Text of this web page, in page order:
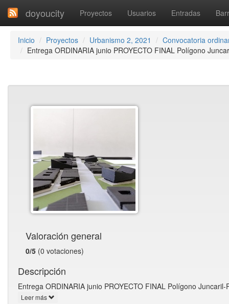
doyoucity Proyectos Usuarios Entradas
Inicio Proyectos Urbanismo 2, 2021
Convocatoria
Entrega ORDINARIA junio PROYECTO FINAL Polígono
Valoración general
0/5 (0 votaciones)
Descripción
Entrega ORDINARIA junio PROYECTO FINAL Polígono
Leer más